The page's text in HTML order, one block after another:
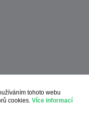
tohoto webu
cookies. Více informací